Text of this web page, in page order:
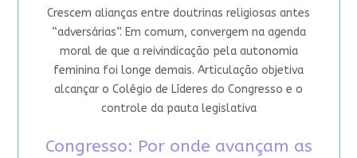
Crescem alianças entre doutrinas religiosas antes
“adversárias”. Em comum, convergem na agenda
moral de que a reivindicação pela autonomia
feminina foi longe demais. Articulação objetiva
alcançar o Colégio de Líderes do Congresso e o
controle da pauta legislativa
Congresso: Por onde avançam as